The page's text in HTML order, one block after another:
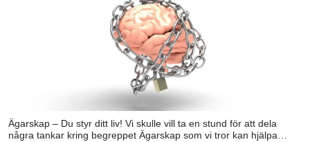
Ägarskap – Du styr ditt liv! Vi skulle vill ta en stund för att dela
några tankar kring begreppet Ägarskap som vi tror kan hjälpa…